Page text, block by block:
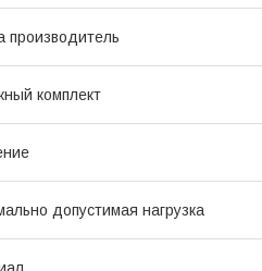
производитель
комплект
допустимая нагрузка